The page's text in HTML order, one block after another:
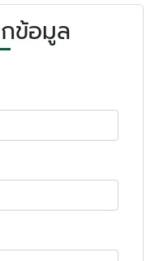
ข้อมูล